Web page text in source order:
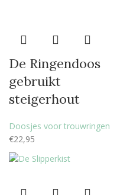
De Ringendoos
gebruikt
steigerhout
Doosjes voor trouwringen
€22,95